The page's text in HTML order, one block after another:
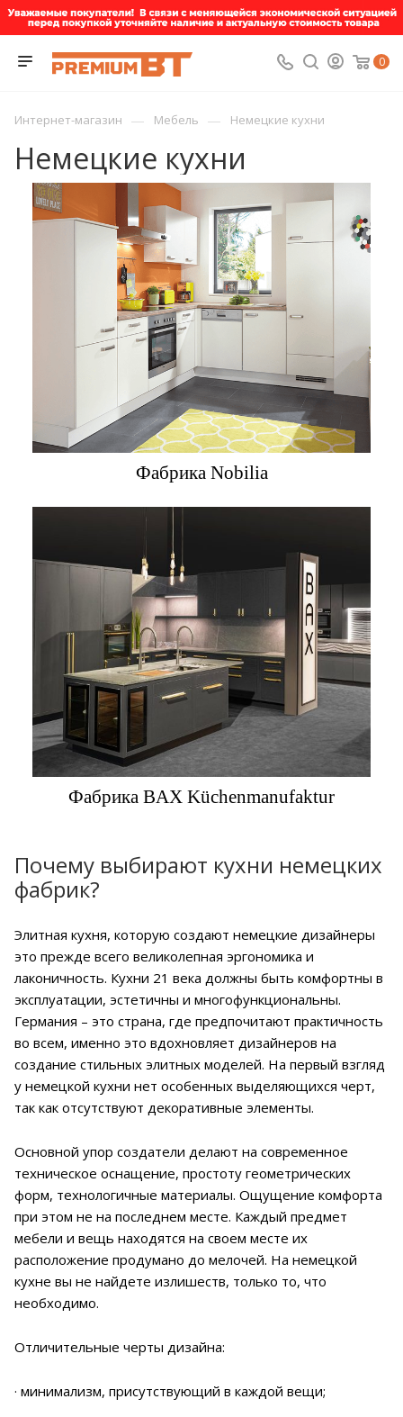
0
Интернет-магазин — Мебель — Немецкие кухни
Немецкие кухни
Фабрика Nobilia
Фабрика BAX Küchenmanufaktur
Почему выбирают кухни немецких
фабрик?
Элитная кухня, которую создают немецкие дизайнеры
это прежде всего великолепная эргономика и
лаконичность. Кухни 21 века должны быть комфортны в
эксплуатации, эстетичны и многофункциональны.
Германия – это страна, где предпочитают практичность
во всем, именно это вдохновляет дизайнеров на
создание стильных элитных моделей. На первый взгляд
у немецкой кухни нет особенных выделяющихся черт,
так как отсутствуют декоративные элементы.
Основной упор создатели делают на современное
техническое оснащение, простоту геометрических
форм, технологичные материалы. Ощущение комфорта
при этом не на последнем месте. Каждый предмет
мебели и вещь находятся на своем месте их
расположение продумано до мелочей. На немецкой
кухне вы не найдете излишеств, только то, что
необходимо.
Отличительные черты дизайна:
· минимализм, присутствующий в каждой вещи;